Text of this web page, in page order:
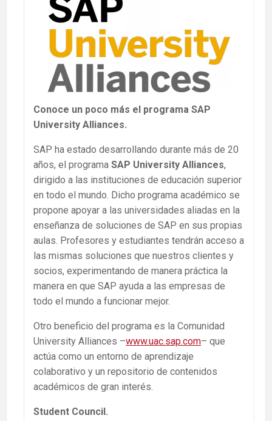
Conoce un poco más el programa SAP
University Alliances.
SAP ha estado desarrollando durante más de 20
años, el programa SAP University Alliances,
dirigido a las instituciones de educación superior
en todo el mundo. Dicho programa académico se
propone apoyar a las universidades aliadas en la
enseñanza de soluciones de SAP en sus propias
aulas. Profesores y estudiantes tendrán acceso a
las mismas soluciones que nuestros clientes y
socios, experimentando de manera práctica la
manera en que SAP ayuda a las empresas de
todo el mundo a funcionar mejor.
Otro beneficio del programa es la Comunidad
University Alliances –www.uac.sap.com– que
actúa como un entorno de aprendizaje
colaborativo y un repositorio de contenidos
académicos de gran interés.
Student Council.